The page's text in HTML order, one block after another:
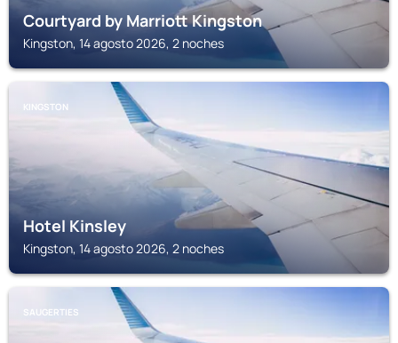
Courtyard by Marriott Kingston
Kingston, 14 agosto 2026, 2 noches
KINGSTON
Hotel Kinsley
Kingston, 14 agosto 2026, 2 noches
SAUGERTIES